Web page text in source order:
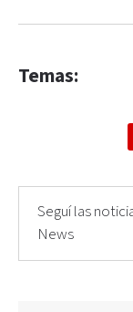
Temas:
Seguí las
News